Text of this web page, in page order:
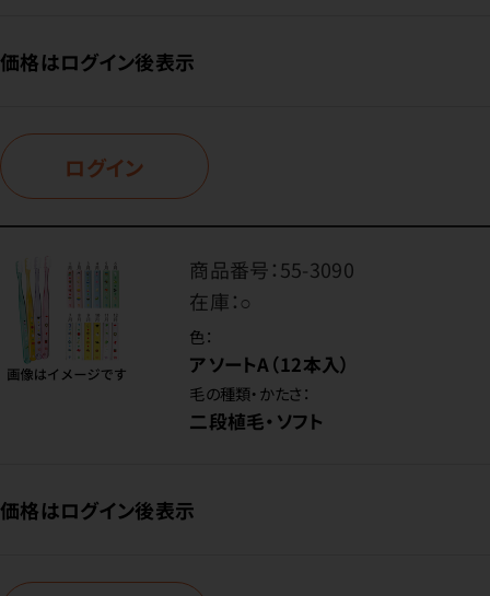
価格はログイン後表示
ログイン
商品番号：55-3090
在庫：○
色：
アソートA（12本入）
毛の種類・かたさ：
二段植毛・ソフト
価格はログイン後表示